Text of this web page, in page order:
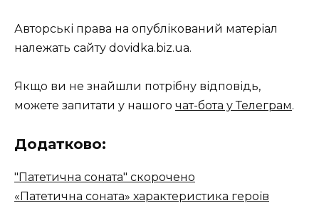
Авторські права на опублікований матеріал
належать сайту dovidka.biz.ua.
Якщо ви не знайшли потрібну відповідь,
можете запитати у нашого чат-бота у Телеграм.
Додатково:
"Патетична соната" скорочено
«Патетична соната» характеристика героїв